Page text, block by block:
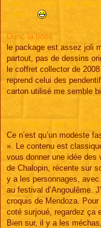
pour vous faire votre
somme.
Donc la boite :
le package est assez joli
partout, pas de dessins
le coffret collector de
reprend celui des
carton utilisé me semble
L’intérieur révèle d’emblée
Ce n’est qu’un modeste
». Le contenu est
vous donner une idée
de Chalopin, récente sur
y a les personnages,
au festival d’Angoulême.
croquis de Mendoza.
coté surjoué, regardez ça
Bien sur, il y a les